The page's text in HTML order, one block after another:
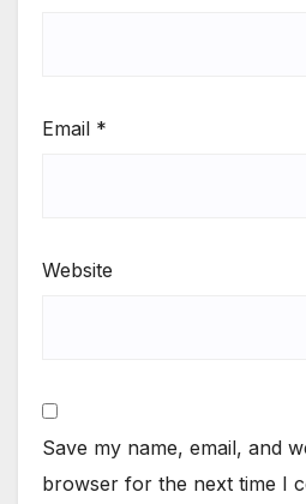
Email *
Website
Save my name, email, and
browser for the next time I